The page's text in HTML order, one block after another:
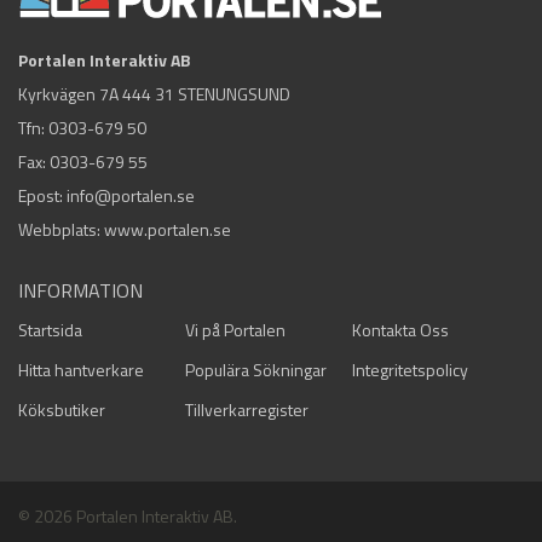
Portalen Interaktiv AB
Kyrkvägen 7A 444 31 STENUNGSUND
Tfn: 0303-679 50
Fax: 0303-679 55
Epost: info@portalen.se
Webbplats: www.portalen.se
INFORMATION
Startsida Vi på Portalen
Kontakta Oss
Hitta hantverkare
Populära Sökningar
Integritetspolicy
Köksbutiker
Tillverkarregister
© 2026 Portalen Interaktiv AB.